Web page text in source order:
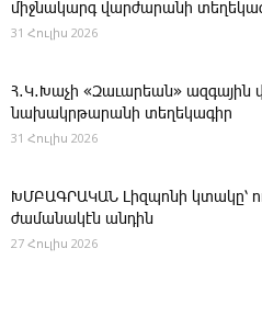
միջնակարգ վարժարանի
31 Հուլիս 2026
Հ․Կ․Խաչի «Զաւարեան» ազգային
նախակրթարանի տեղեկագիր
31 Հուլիս 2026
ԽՄԲԱԳՐԱԿԱՆ ­Լիզպոնի կտակը՝
ժամանակէն անդին
27 Հուլիս 2026